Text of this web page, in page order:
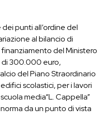
punti all’ordine del
al bilancio di
del Ministero
di 300.000 euro,
del Piano Straordinario
scolastici, per i lavori
media“L. Cappella”
da un punto di vista